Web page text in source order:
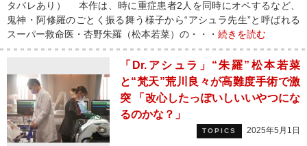
タバレあり） 本作は、時に重症患者2人を同時にオペするなど、
鬼神・阿修羅のごとく振る舞う様子から“アシュラ先生”と呼ばれる
スーパー救命医・杏野朱羅（松本若菜）の・・・ 続きを読む
「Dr.アシュラ」“朱羅”松本若菜
と“梵天”荒川良々が高難度手術で激
突 「改心したっぽいしいいやつにな
るのかな？️」
TOPICS 2025年5月1日